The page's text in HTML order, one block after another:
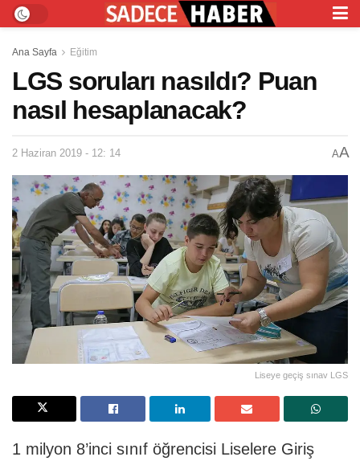
Ana Sayfa Eğitim
LGS soruları nasıldı? Puan
nasıl hesaplanacak?
2 Haziran 2019 - 12: 14 AA
Liseye geçiş sınav LGS
1 milyon 8’inci sınıf öğrencisi Liselere Giriş